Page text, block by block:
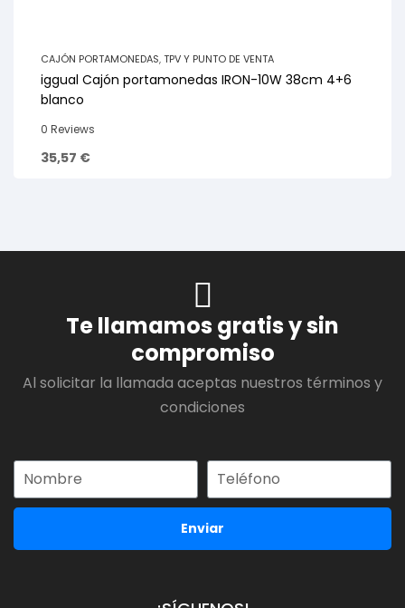
CAJÓN PORTAMONEDAS,TPV Y PUNTO DE VENTA
iggual Cajón portamonedas IRON-10W 38cm 4+6
blanco
0 Reviews
35,57 €
Te llamamos gratis y sin
compromiso
Al solicitar la llamada aceptas nuestros términos y
condiciones
Enviar